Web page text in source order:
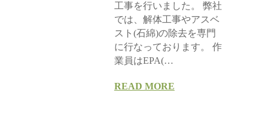
工事を行いました。 弊社
では、解体工事やアスベ
スト(石綿)の除去を専門
に行なっております。 作
業員はEPA(…
READ MORE